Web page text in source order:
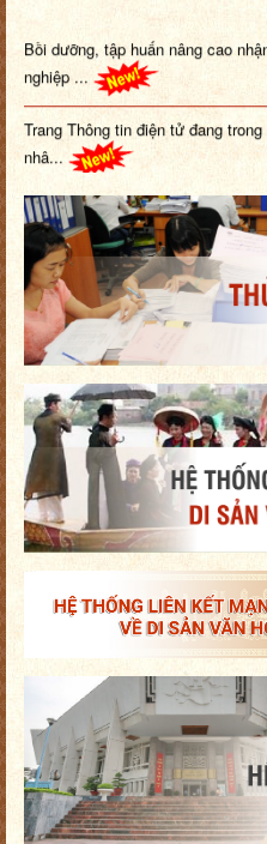
nghiệp ...
Trang Thông tin điện tử đang
nhâ...